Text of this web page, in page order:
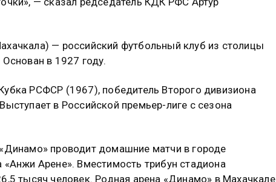
— российский футбольный клуб из столицы
в 1927 году.
РСФСР (1967), победитель Второго дивизиона
в Российской премьер-лиге с сезона
проводит домашние матчи в городе
«Анжи Арене». Вместимость трибун стадиона
тысяч человек. Родная арена «Динамо» в Махачкале